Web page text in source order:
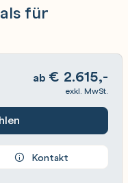
für
ab € 2.615,-
exkl. MwSt.
Kontakt